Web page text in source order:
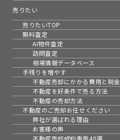
売りたい
売りたいTOP
無料査定
AI物件査定
訪問査定
相場情報データベース
手残りを増やす
不動産売却にかかる費用と税金
不動産を好条件で売る方法
不動産の売却方法
不動産のご売却お任せください
弊社が選ばれる理由
お客様の声
不動産売却成約事例40選